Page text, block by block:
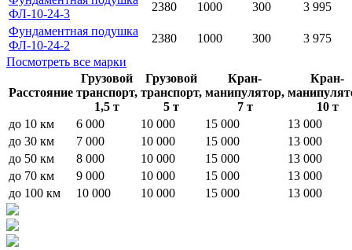
ФЛ-10-24-3
2380 1000 300
3 995
Фундаментная подушка
ФЛ-10-24-2
2380 1000 300
3 975
Посмотреть все марки
Расстояние
Грузовой
транспорт,
1,5 т
Грузовой
транспорт,
5 т
Кран-
манипулятор,
7 т
Кран-
10 т
до 10 км
6 000 10 000 15 000
13 000
до 30 км
7 000 10 000 15 000
13 000
до 50 км
8 000 10 000 15 000
13 000
до 70 км
9 000 10 000 15 000
13 000
до 100 км
10 000 10 000 15 000 13 000